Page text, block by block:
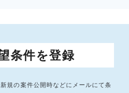
条件を登録
規の案件公開時などにメールにて条